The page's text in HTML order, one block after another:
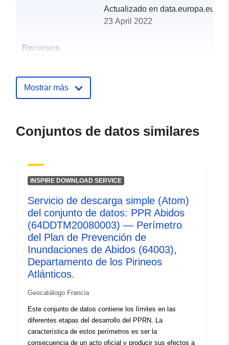
Actualizado en data.europa.eu:
23 April 2022
Recursos
Identificadores:
74c5-4e34-a198-
120066022-srv-b76bc14d-98d0-
48a6-b236-2ffcabd1d9d0
Tipo:
Recurso:
http://inspire.ec.europa.eu/
codelist/ResourceType/services
Mostrar más
Conjuntos de datos similares
INSPIRE DOWNLOAD SERVICE
Servicio de descarga simple (Atom)
del conjunto de datos: PPR Abidos
(64DDTM20080003) — Perímetro
del Plan de Prevención de
Inundaciones de Abidos (64003),
Departamento de los Pirineos
Atlánticos.
Geocatálogo Francia
Este conjunto de datos contiene los límites en las
diferentes etapas del desarrollo del PPRN. La
característica de estos perímetros es ser la
consecuencia de un acto oficial y producir sus efectos a